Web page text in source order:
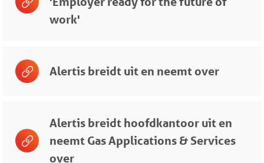
work'
Alertis breidt uit en neemt over
Alertis breidt hoofdkantoor uit en
neemt Gas Applications & Services
over